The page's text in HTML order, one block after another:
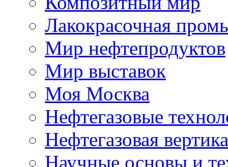
Лакокрасочная
Мир нефтепродуктов
Мир выставок
Моя Москва
Нефтегазовые
Нефтегазовая
Научные основы и